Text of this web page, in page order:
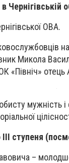
ОВА.
Микола
«Північ» отець
мужність і
ступеня
–